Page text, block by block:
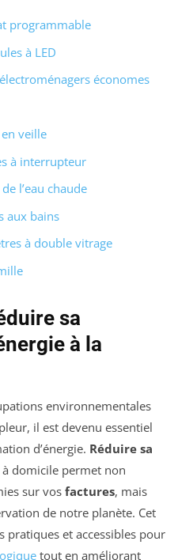
programmable
à LED
économes
veille
à interrupteur
l’eau chaude
aux bains
à double vitrage
sa
à la
environnementales
il est devenu essentiel
d’énergie. Réduire sa
à domicile permet non
sur vos factures, mais
de notre planète. Cet
pratiques et accessibles pour
tout en améliorant